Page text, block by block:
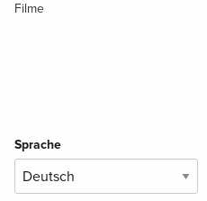
Filme
Sprache